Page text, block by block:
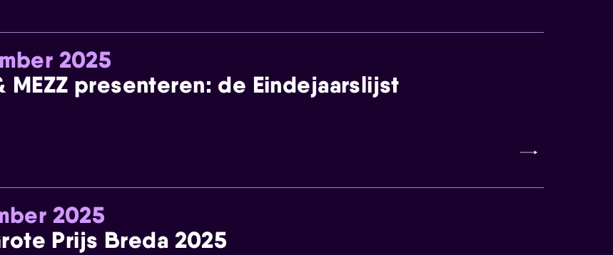
2025
MEZZ presenteren: de Eindejaarslijst
2025
Prijs Breda 2025